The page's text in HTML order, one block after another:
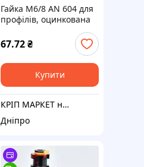
Гайка М6/8 AN 604 для
профілів, оцинкована
67.72₴
Купити
КРІП МАРКЕТ на Лесі Українки
Дніпро